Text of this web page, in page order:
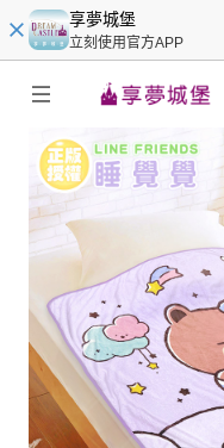
享夢城堡
立刻使用官方APP